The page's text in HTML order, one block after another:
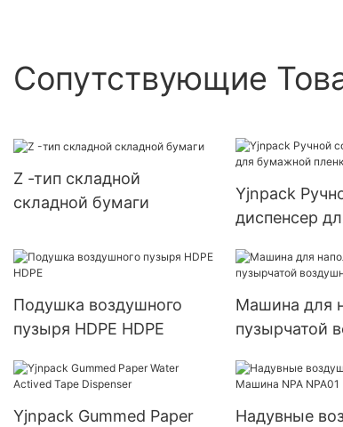
Сопутствующие
Z -тип складной
складной бумаги
Yjnpack
диспенсер
Подушка воздушного
пузыря HDPE HDPE
Машина для
пузырчатой
Yjnpack Gummed Paper
Надувные